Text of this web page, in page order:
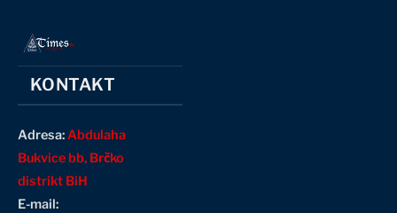
KONTAKT
Adresa:Abdulaha
Bukvice bb, Brčko
distrikt BiH
E-mail: